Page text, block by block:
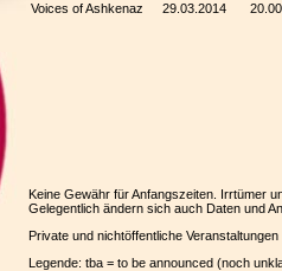
Voices of Ashkenaz 29.03.2014 20.00
Keine Gewähr für Anfangszeiten. Irrtümer
Gelegentlich ändern sich auch Daten und
Private und nichtöffentliche
Legende: tba = to be announced (noch